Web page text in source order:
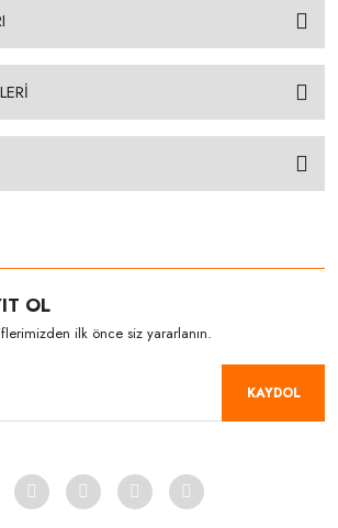
OL
ilk önce siz yararlanın.
KAYDOL